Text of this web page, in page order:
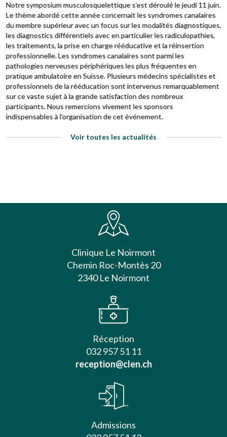
Notre symposium musculosquelettique s’est déroulé le jeudi 11 juin.
Le thème abordé cette année concernait les syndromes canalaires
du membre supérieur avec un focus sur les modalités diagnostiques,
les diagnostics différentiels avec en particulier les radiculopathies,
les traitements, la prise en charge rééducative et la réinsertion
professionnelle. Les syndromes canalaires sont parmi les
pathologies nerveuses périphériques les plus fréquentes en
pratique ambulatoire en Suisse. Plusieurs médecins spécialistes et
professionnels de la rééducation sont intervenus remarquablement
sur ce vaste sujet à la grande satisfaction des nombreux
participants. Nous remercions vivement les sponsors
indispensables à l’organisation de cet événement.
Voir toutes les actualités
Clinique Le Noirmont
Chemin Roc-Montès 20
2340 Le Noirmont
Réception
032 957 51 11
reception@clen.ch
Admissions